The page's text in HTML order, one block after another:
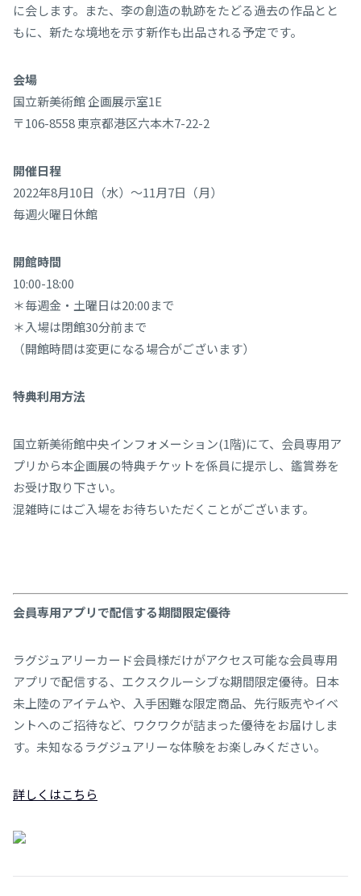
に会します。また、李の創造の軌跡をたどる過去の作品とと
もに、新たな境地を示す新作も出品される予定です。
会場
国立新美術館 企画展示室1E
〒106-8558 東京都港区六本木7-22-2
開催日程
2022年8月10日（水）～11月7日（月）
毎週火曜日休館
開館時間
10:00-18:00
＊毎週金・土曜日は20:00まで
＊入場は閉館30分前まで
（開館時間は変更になる場合がございます）
特典利用方法
国立新美術館中央インフォメーション(1階)にて、会員専用ア
プリから本企画展の特典チケットを係員に提示し、鑑賞券を
お受け取り下さい。
混雑時にはご入場をお待ちいただくことがございます。
会員専⽤アプリで配信する期間限定優待
ラグジュアリーカード会員様だけがアクセス可能な会員専⽤
アプリで配信する、エクスクルーシブな期間限定優待。⽇本
未上陸のアイテムや、⼊⼿困難な限定商品、先⾏販売やイベ
ントへのご招待など、ワクワクが詰まった優待をお届けしま
す。未知なるラグジュアリーな体験をお楽しみください。
詳しくはこちら